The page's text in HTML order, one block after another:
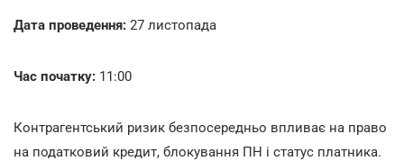
Дата проведення: 27 листопада
Час початку: 11:00
Контрагентський ризик безпосередньо впливає на право
на податковий кредит, блокування ПН і статус платника.